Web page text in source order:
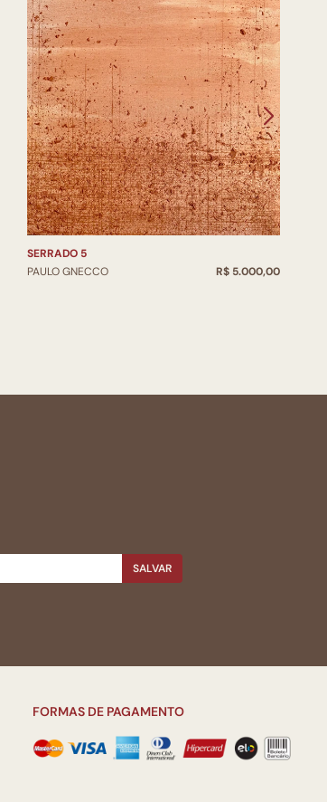
SERRADO 5
PAULO GNECCO
R$ 5.000,00
SALVAR
FORMAS DE PAGAMENTO